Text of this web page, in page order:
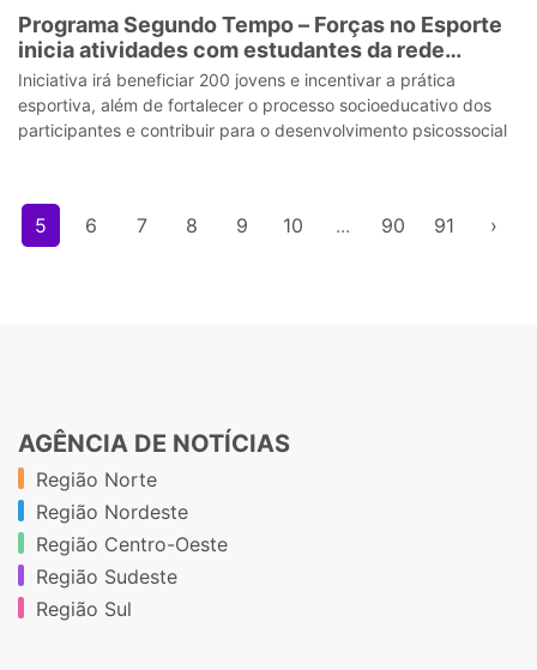
Programa Segundo Tempo – Forças no Esporte
inicia atividades com estudantes da rede
estadual no Recife
Iniciativa irá beneficiar 200 jovens e incentivar a prática
esportiva, além de fortalecer o processo socioeducativo dos
participantes e contribuir para o desenvolvimento psicossocial
5 6 7 8 9 10 ... 90 91 ›
AGÊNCIA DE NOTÍCIAS
Região Norte
Região Nordeste
Região Centro-Oeste
Região Sudeste
Região Sul